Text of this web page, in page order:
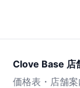
Clove Base 店
価格表・店舗